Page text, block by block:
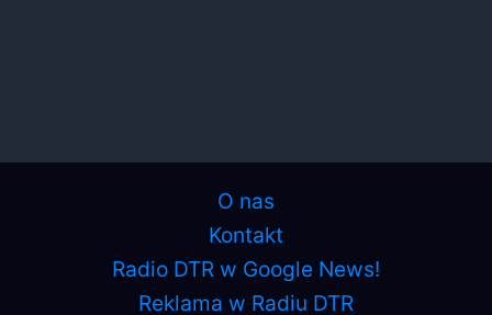
O nas
Kontakt
Radio DTR w Google News!
Reklama w Radiu DTR